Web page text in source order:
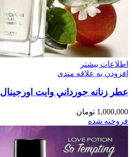
اطلاعات بیشتر
افزودن به علاقه مندی
عطر زنانه جورداني وايت اورجينال
1,000,000 تومان
فروخته شده